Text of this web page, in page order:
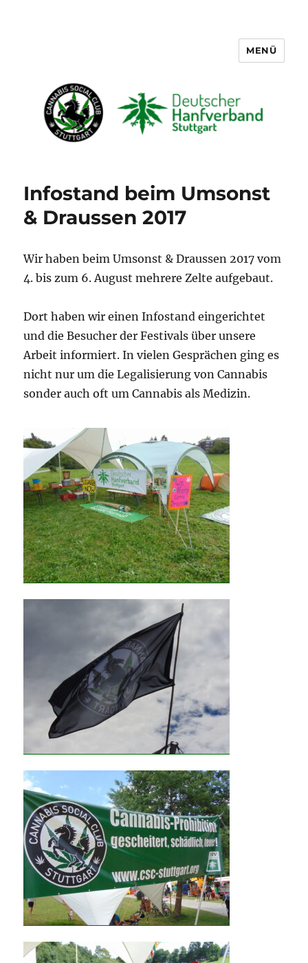
Cannabis Social Club Stuttgart
MENÜ
Infostand beim Umsonst
& Draussen 2017
Wir haben beim Umsonst & Draussen 2017 vom
4. bis zum 6. August mehrere Zelte aufgebaut.
Dort haben wir einen Infostand eingerichtet
und die Besucher der Festivals über unsere
Arbeit informiert. In vielen Gesprächen ging es
nicht nur um die Legalisierung von Cannabis
sonder auch oft um Cannabis als Medizin.